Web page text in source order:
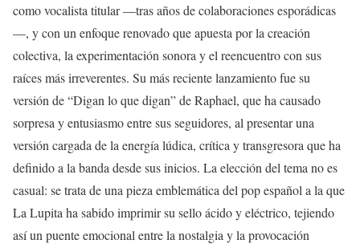
como vocalista titular —tras años de colaboraciones esporádicas
—, y con un enfoque renovado que apuesta por la creación
colectiva, la experimentación sonora y el reencuentro con sus
raíces más irreverentes. Su más reciente lanzamiento fue su
versión de “Digan lo que digan” de Raphael, que ha causado
sorpresa y entusiasmo entre sus seguidores, al presentar una
versión cargada de la energía lúdica, crítica y transgresora que ha
definido a la banda desde sus inicios. La elección del tema no es
casual: se trata de una pieza emblemática del pop español a la que
La Lupita ha sabido imprimir su sello ácido y eléctrico, tejiendo
así un puente emocional entre la nostalgia y la provocación